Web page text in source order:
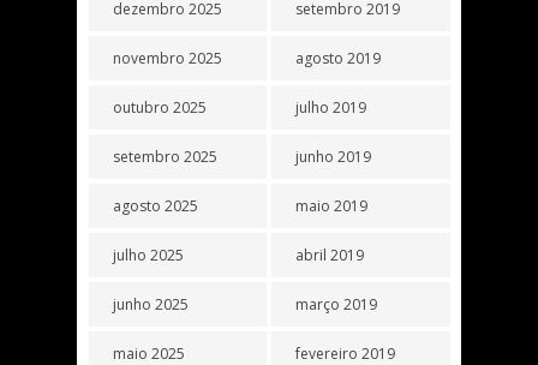
dezembro 2025
novembro 2025
outubro 2025
setembro 2025
agosto 2025
julho 2025
junho 2025
maio 2025
setembro 2019
agosto 2019
julho 2019
junho 2019
maio 2019
abril 2019
março 2019
fevereiro 2019